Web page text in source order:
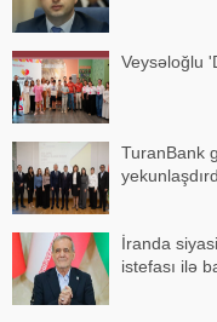
Veysəloğlu
TuranBank
İranda
istefası ilə